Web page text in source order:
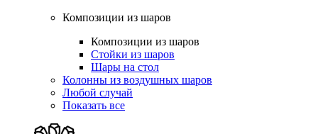
Композиции из шаров
Композиции из шаров
Стойки из шаров
Шары на стол
Колонны из воздушных шаров
Любой случай
Показать все